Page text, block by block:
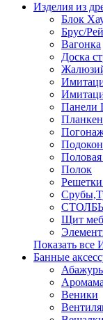
Изделия из
Блок
Брус/
Вагонка
Доска
Панели
Планкен
Половая
Полок
Щит
Показать все
Банные
Веники